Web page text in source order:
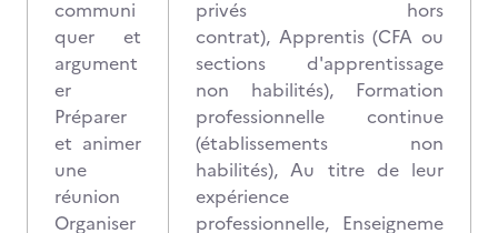
communi
quer et
argument
er
Préparer
et animer
une
réunion
Organiser
privés hors
contrat), Apprentis (CFA ou
sections d'apprentissage
non habilités), Formation
professionnelle continue
(établissements non
habilités), Au titre de leur
expérience
professionnelle, Enseigneme